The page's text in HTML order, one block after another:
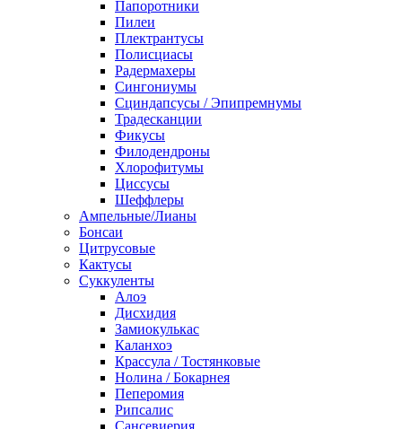
Папоротники
Пилеи
Плектрантусы
Полисциасы
Радермахеры
Сингониумы
Сциндапсусы / Эпипремнумы
Традесканции
Фикусы
Филодендроны
Хлорофитумы
Циссусы
Шеффлеры
Ампельные/Лианы
Бонсаи
Цитрусовые
Кактусы
Суккуленты
Алоэ
Дисхидия
Замиокулькас
Каланхоэ
Крассула / Тостянковые
Нолина / Бокарнея
Пеперомия
Рипсалис
Сансевиерия